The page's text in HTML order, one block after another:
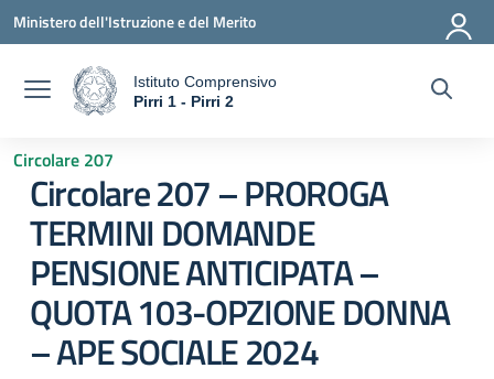
Vai ai contenuti
Vai al menu di navigazione
Vai al footer
Ministero dell'Istruzione e del Merito
Istituto Comprensivo
Pirri 1 - Pirri 2
Circolare 207
Circolare 207 – PROROGA
TERMINI DOMANDE
PENSIONE ANTICIPATA –
QUOTA 103-OPZIONE DONNA
– APE SOCIALE 2024